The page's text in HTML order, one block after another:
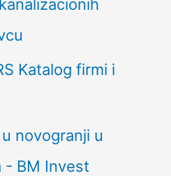
Katalog firmi i
novogranji u
- BM Invest